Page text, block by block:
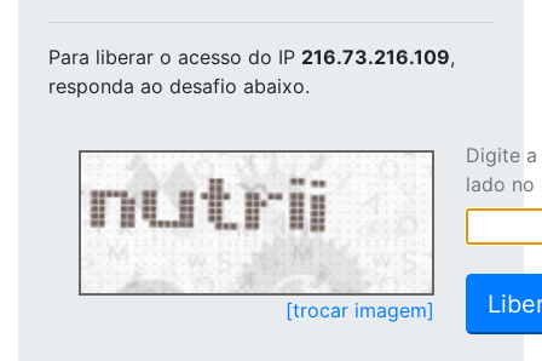
Para liberar o acesso do IP 216.73.216.109,
responda ao desafio abaixo.
[trocar imagem]
Digite
lado no